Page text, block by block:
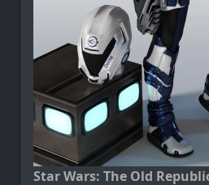
Star Wars: The Old